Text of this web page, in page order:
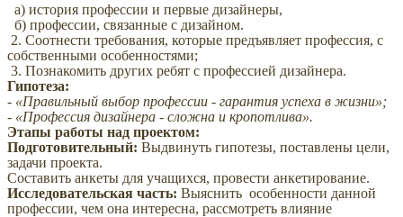
а) история профессии и первые дизайнеры,
б) профессии, связанные с дизайном.
2. Соотнести требования, которые предъявляет профессия, с
собственными особенностями;
3. Познакомить других ребят с профессией дизайнера.
Гипотеза:
- «Правильный выбор профессии - гарантия успеха в жизни»;
- «Профессия дизайнера - сложна и кропотлива».
Этапы работы над проектом:
Подготовительный: Выдвинуть гипотезы, поставлены цели,
задачи проекта.
Составить анкеты для учащихся, провести анкетирование.
Исследовательская часть: Выяснить особенности данной
профессии, чем она интересна, рассмотреть влияние